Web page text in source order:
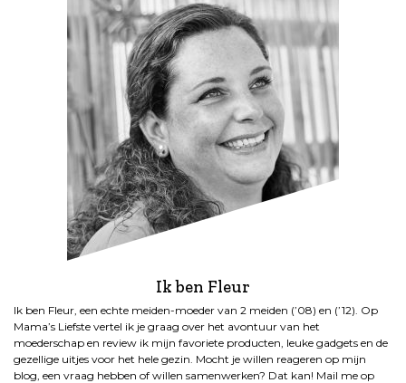
Ik ben Fleur
Ik ben Fleur, een echte meiden-moeder van 2 meiden (’08) en (’12). Op
Mama’s Liefste vertel ik je graag over het avontuur van het
moederschap en review ik mijn favoriete producten, leuke gadgets en de
gezellige uitjes voor het hele gezin. Mocht je willen reageren op mijn
blog, een vraag hebben of willen samenwerken? Dat kan! Mail me op